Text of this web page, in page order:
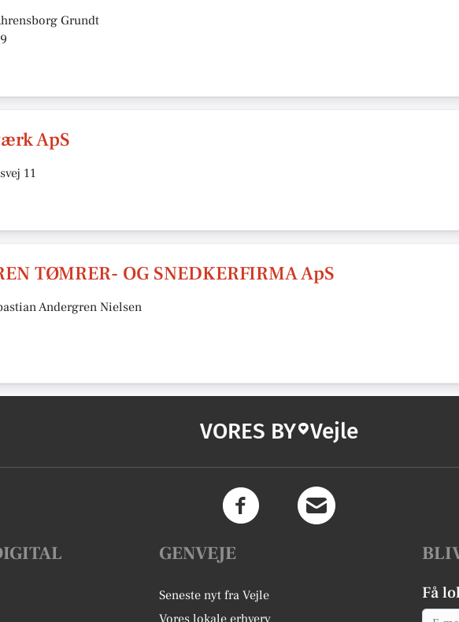
Grundt
ApS
11
TØMRER- OG SNEDKERFIRMA ApS
Andergren Nielsen
VORES BY Vejle
GENVEJE
Seneste nyt fra Vejle
Vores lokale erhverv
Få
Email